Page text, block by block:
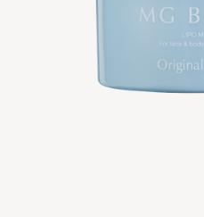
ウィープライム